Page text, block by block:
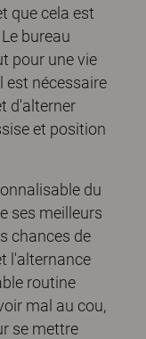
que cela est
bureau
pour une vie
est nécessaire
d'alterner
et position
du
ses meilleurs
chances de
l'alternance
routine
mal au cou,
se mettre